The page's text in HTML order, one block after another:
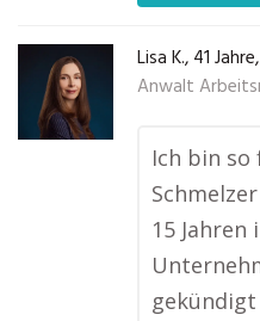
Lisa K., 41
Anwalt
Ich bin so
15 Jahren